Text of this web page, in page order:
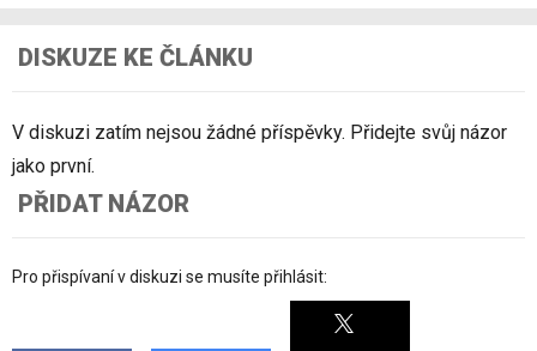
DISKUZE KE ČLÁNKU
V diskuzi zatím nejsou žádné příspěvky. Přidejte svůj názor
jako první.
PŘIDAT NÁZOR
Pro přispívaní v diskuzi se musíte přihlásit: